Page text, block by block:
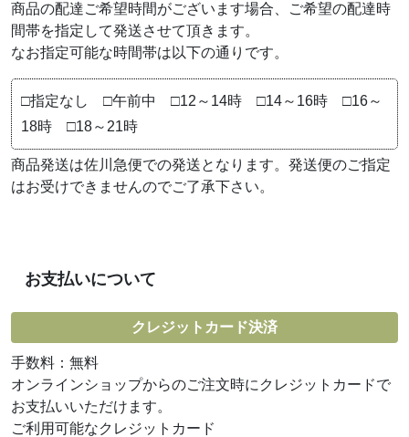
商品の配達ご希望時間がございます場合、ご希望の配達時
間帯を指定して発送させて頂きます。
なお指定可能な時間帯は以下の通りです。
□指定なし □午前中 □12～14時 □14～16時 □16～
18時 □18～21時
商品発送は佐川急便での発送となります。発送便のご指定
はお受けできませんのでご了承下さい。
お支払いについて
クレジットカード決済
手数料：無料
オンラインショップからのご注文時にクレジットカードで
お支払いいただけます。
ご利用可能なクレジットカード